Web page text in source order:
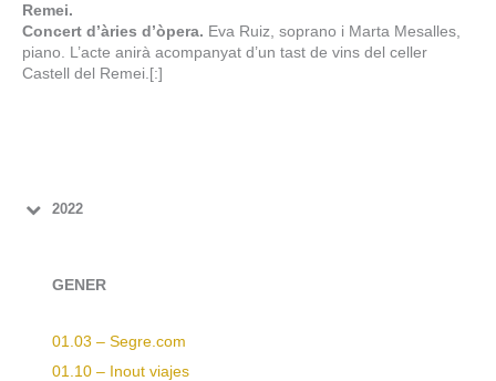
Remei.
Concert d’àries d’òpera. Eva Ruiz, soprano i Marta Mesalles,
piano. L’acte anirà acompanyat d’un tast de vins del celler
Castell del Remei.[:]
2022
GENER
01.03 – Segre.com
01.10 – Inout viajes